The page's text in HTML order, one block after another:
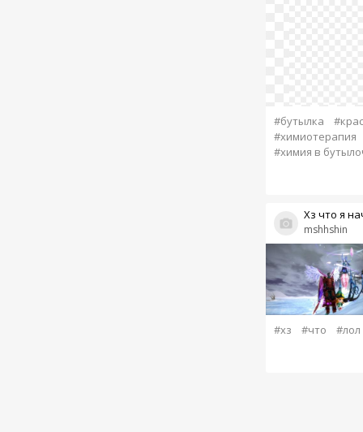
#бутылка
#химиотерапия
#химия в
mshhshin
Хз что я
#хз #что #лол